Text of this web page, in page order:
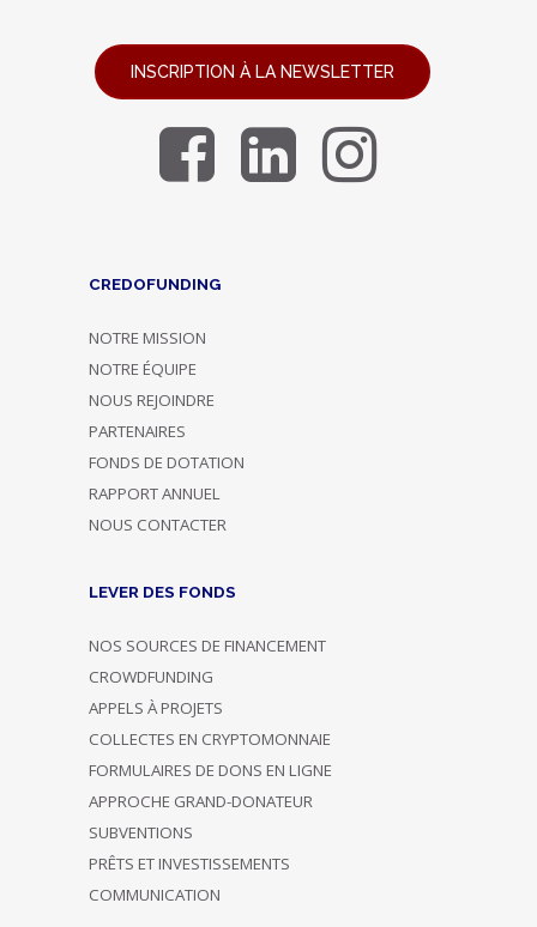
INSCRIPTION À LA NEWSLETTER
CREDOFUNDING
NOTRE MISSION
NOTRE ÉQUIPE
NOUS REJOINDRE
PARTENAIRES
FONDS DE DOTATION
RAPPORT ANNUEL
NOUS CONTACTER
LEVER DES FONDS
NOS SOURCES DE FINANCEMENT
CROWDFUNDING
APPELS À PROJETS
COLLECTES EN CRYPTOMONNAIE
FORMULAIRES DE DONS EN LIGNE
APPROCHE GRAND-DONATEUR
SUBVENTIONS
PRÊTS ET INVESTISSEMENTS
COMMUNICATION